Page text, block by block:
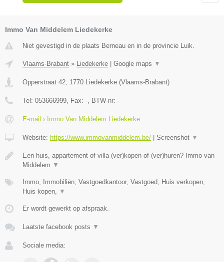
Immo Van Middelem Liedekerke
Niet gevestigd in de plaats Berneau en in de provincie Luik.
Vlaams-Brabant » Liedekerke Google maps ▼
Opperstraat 42 1770 Liedekerke (Vlaams-Brabant)
Tel: 053666999 , Fax: - , BTW-nr: -
E-mail › Immo Van Middelem Liedekerke
Website: https://www.immovanmiddelem.be/ Screenshot ▼
Een huis, appartement of villa (ver)kopen of (ver)huren? Immo van
Middelem ▼
Immo, Immobiliën, Vastgoedkantoor, Vastgoed, Huis verkopen,
Huis kopen,
▼
Er wordt gewerkt op afspraak.
Laatste facebook posts ▼
Sociale media: